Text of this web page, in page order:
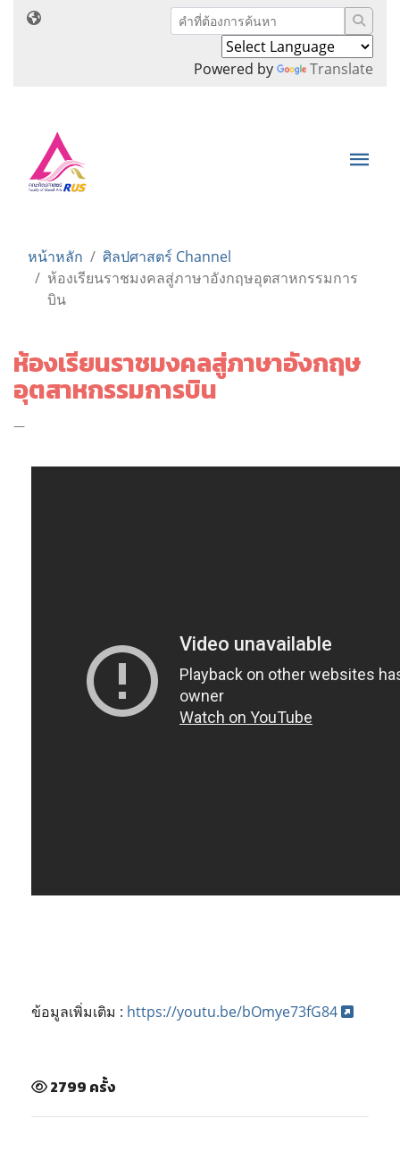
Powered by Translate
หน้าหลัก
ศิลปศาสตร์ Channel
ห้องเรียนราชมงคลสู่ภาษาอังกฤษอุตสาหกรรมการ
บิน
ห้องเรียนราชมงคลสู่ภาษาอังกฤษ
อุตสาหกรรมการบิน
ข้อมูลเพิ่มเติม : https://youtu.be/bOmye73fG84
2799 ครั้ง